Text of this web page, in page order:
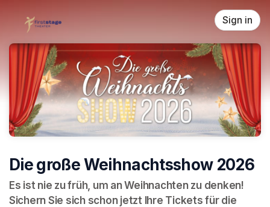
Sign in
Die große Weihnachtsshow 2026
Es ist nie zu früh, um an Weihnachten zu denken!
Sichern Sie sich schon jetzt Ihre Tickets für die